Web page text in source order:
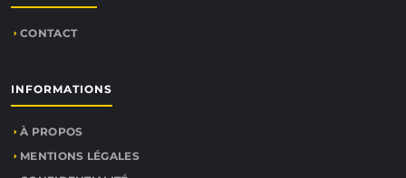
CONTACT
INFORMATIONS
À PROPOS
MENTIONS LÉGALES